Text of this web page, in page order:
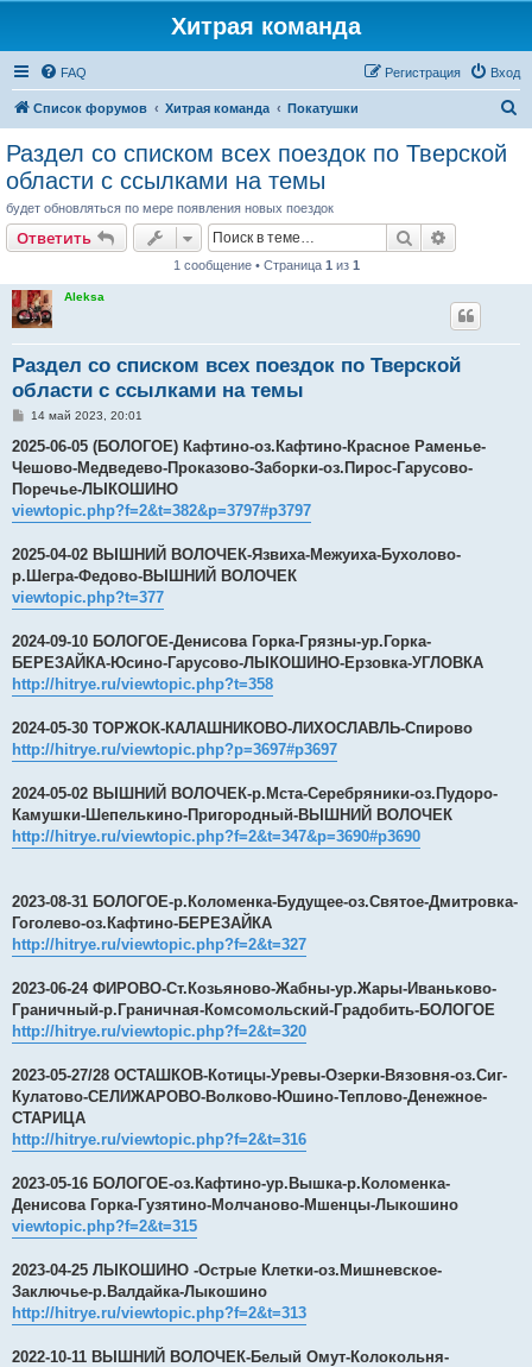
Хитрая команда
FAQ Вход
Регистрация
Список форумов Хитрая команда Покатушки
Раздел со списком всех поездок по Тверской
области с ссылками на темы
будет обновляться по мере появления новых поездок
Ответить Поиск
1 сообщение • Страница 1 из 1
Aleksa
Раздел со списком всех поездок по Тверской
области с ссылками на темы
С
о
щ
е
и
14 май 2023, 20:01
2025-06-05 (БОЛОГОЕ) Кафтино-оз.Кафтино-Красное Раменье-
Чешово-Медведево-Проказово-Заборки-оз.Пирос-Гарусово-
Поречье-ЛЫКОШИНО
viewtopic.php?f=2&t=382&p=3797#p3797
2025-04-02 ВЫШНИЙ ВОЛОЧЕК-Язвиха-Межуиха-Бухолово-
р.Шегра-Федово-ВЫШНИЙ ВОЛОЧЕК
viewtopic.php?t=377
2024-09-10 БОЛОГОЕ-Денисова Горка-Грязны-ур.Горка-
БЕРЕЗАЙКА-Юсино-Гарусово-ЛЫКОШИНО-Ерзовка-УГЛОВКА
http://hitrye.ru/viewtopic.php?t=358
2024-05-30 ТОРЖОК-КАЛАШНИКОВО-ЛИХОСЛАВЛЬ-Спирово
http://hitrye.ru/viewtopic.php?p=3697#p3697
2024-05-02 ВЫШНИЙ ВОЛОЧЕК-р.Мста-Серебряники-оз.Пудоро-
Камушки-Шепелькино-Пригородный-ВЫШНИЙ ВОЛОЧЕК
http://hitrye.ru/viewtopic.php?f=2&t=347&p=3690#p3690
2023-08-31 БОЛОГОЕ-р.Коломенка-Будущее-оз.Святое-Дмитровка-
Гоголево-оз.Кафтино-БЕРЕЗАЙКА
http://hitrye.ru/viewtopic.php?f=2&t=327
2023-06-24 ФИРОВО-Ст.Козьяново-Жабны-ур.Жары-Иваньково-
Граничный-р.Граничная-Комсомольский-Градобить-БОЛОГОЕ
http://hitrye.ru/viewtopic.php?f=2&t=320
2023-05-27/28 ОСТАШКОВ-Котицы-Уревы-Озерки-Вязовня-оз.Сиг-
Кулатово-СЕЛИЖАРОВО-Волково-Юшино-Теплово-Денежное-
СТАРИЦА
http://hitrye.ru/viewtopic.php?f=2&t=316
2023-05-16 БОЛОГОЕ-оз.Кафтино-ур.Вышка-р.Коломенка-
Денисова Горка-Гузятино-Молчаново-Мшенцы-Лыкошино
viewtopic.php?f=2&t=315
2023-04-25 ЛЫКОШИНО -Острые Клетки-оз.Мишневское-
Заключье-р.Валдайка-Лыкошино
http://hitrye.ru/viewtopic.php?f=2&t=313
2022-10-11 ВЫШНИЙ ВОЛОЧЕК-Белый Омут-Колокольня-